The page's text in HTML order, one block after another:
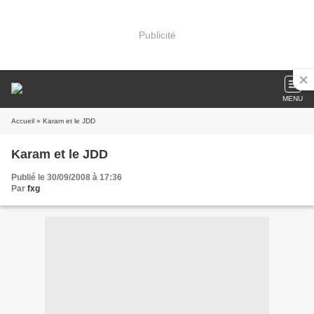
Publicité
MENU
Accueil » Karam et le JDD
Karam et le JDD
Publié le 30/09/2008 à 17:36
Par fxg